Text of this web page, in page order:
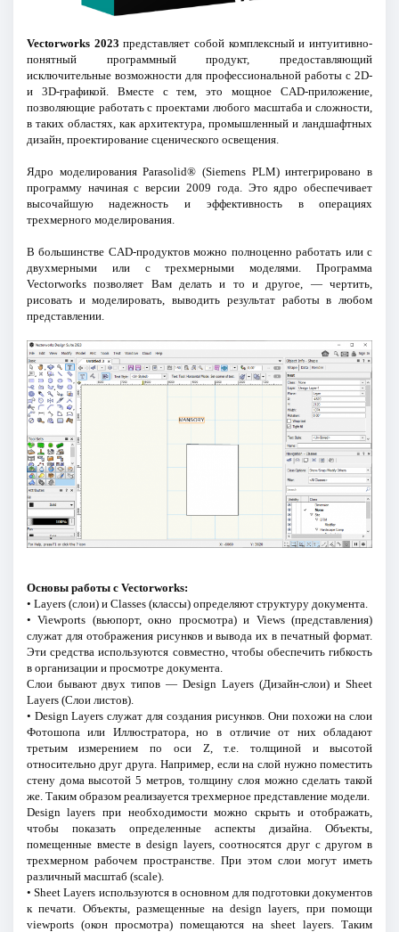
Vectorworks 2023 представляет собой комплексный и интуитивно-
понятный программный продукт, предоставляющий
исключительные возможности для профессиональной работы с 2D-
и 3D-графикой. Вместе с тем, это мощное CAD-приложение,
позволяющие работать с проектами любого масштаба и сложности,
в таких областях, как архитектура, промышленный и ландшафтных
дизайн, проектирование сценического освещения.
Ядро моделирования Parasolid® (Siemens PLM) интегрировано в
программу начиная с версии 2009 года. Это ядро обеспечивает
высочайшую надежность и эффективность в операциях
трехмерного моделирования.
В большинстве CAD-продуктов можно полноценно работать или с
двухмерными или с трехмерными моделями. Программа
Vectorworks позволяет Вам делать и то и другое, — чертить,
рисовать и моделировать, выводить результат работы в любом
представлении.
Основы работы с Vectorworks:
• Layers (слои) и Classes (классы) определяют структуру документа.
• Viewports (вьюпорт, окно просмотра) и Views (представления)
служат для отображения рисунков и вывода их в печатный формат.
Эти средства используются совместно, чтобы обеспечить гибкость
в организации и просмотре документа.
Слои бывают двух типов — Design Layers (Дизайн-слои) и Sheet
Layers (Слои листов).
• Design Layers служат для создания рисунков. Они похожи на слои
Фотошопа или Иллюстратора, но в отличие от них обладают
третьим измерением по оси Z, т.е. толщиной и высотой
относительно друг друга. Например, если на слой нужно поместить
стену дома высотой 5 метров, толщину слоя можно сделать такой
же. Таким образом реализауется трехмерное представление модели.
Design layers при необходимости можно скрыть и отображать,
чтобы показать определенные аспекты дизайна. Объекты,
помещенные вместе в design layers, соотносятся друг с другом в
трехмерном рабочем пространстве. При этом слои могут иметь
различный масштаб (scale).
• Sheet Layers используются в основном для подготовки документов
к печати. Объекты, размещенные на design layers, при помощи
viewports (окон просмотра) помещаются на sheet layers. Таким